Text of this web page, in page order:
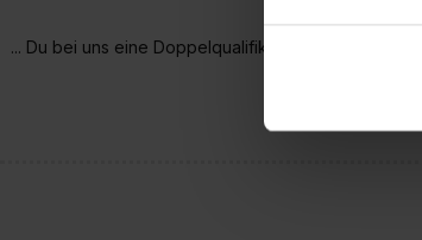
zu. . In
... Du bei uns eine Doppelqualifikation aus